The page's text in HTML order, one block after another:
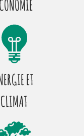
ET
CLIMAT